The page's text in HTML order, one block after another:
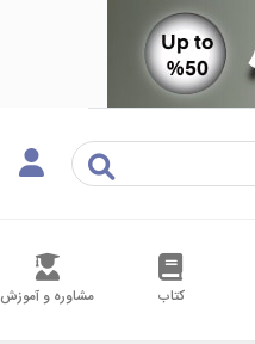
کتاب مشاوره و آموزش